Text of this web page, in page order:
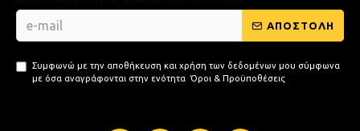
ΑΠΟΣΤΟΛΗ
Συμφωνώ με την αποθήκευση και χρήση των δεδομένων μου σύμφωνα
με όσα αναγράφονται στην ενότητα Όροι & Προϋποθέσεις